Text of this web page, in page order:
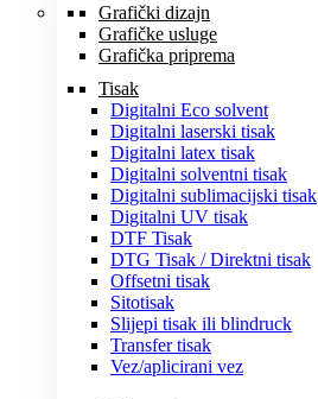
Grafički dizajn
Grafičke usluge
Grafička priprema
Tisak
Digitalni Eco solvent
Digitalni laserski tisak
Digitalni latex tisak
Digitalni solventni tisak
Digitalni sublimacijski tisak
Digitalni UV tisak
DTF Tisak
DTG Tisak / Direktni tisak
Offsetni tisak
Sitotisak
Slijepi tisak ili blindruck
Transfer tisak
Vez/aplicirani vez